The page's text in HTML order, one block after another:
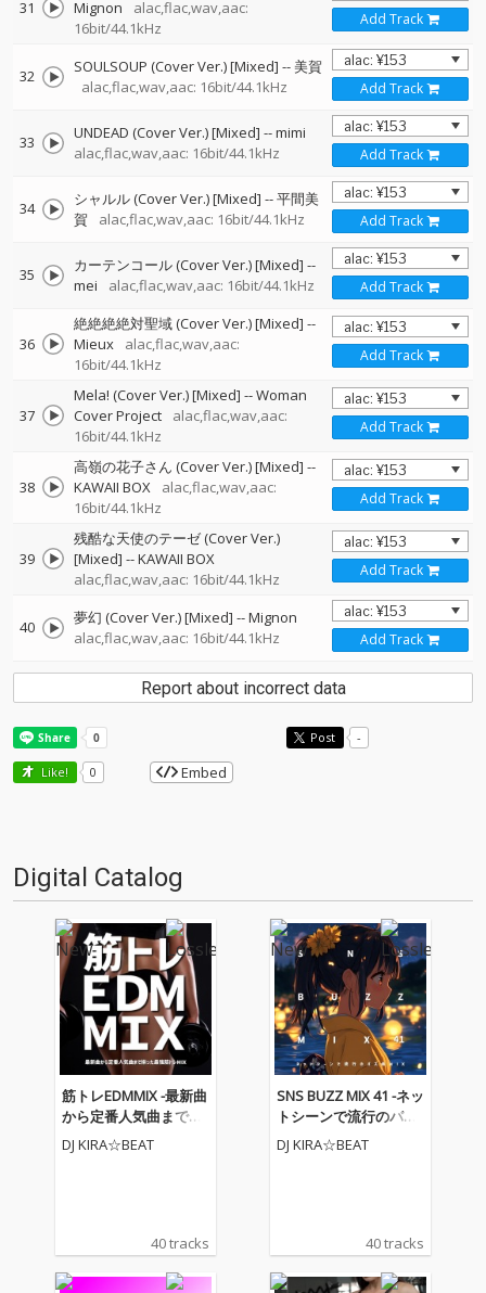
31 Mignon
alac,flac,wav,aac:
16bit/44.1kHz
Add Track
32 SOULSOUP (Cover Ver.) [Mixed] --美賀
alac,flac,wav,aac: 16bit/44.1kHz
Add Track
33 UNDEAD (Cover Ver.) [Mixed] --mimi
alac,flac,wav,aac: 16bit/44.1kHz
Add Track
34 シャルル (Cover Ver.) [Mixed] --平間美
賀
alac,flac,wav,aac: 16bit/44.1kHz Add Track
35 カーテンコール (Cover Ver.) [Mixed] --
mei
alac,flac,wav,aac: 16bit/44.1kHz Add Track
36
絶絶絶絶対聖域 (Cover Ver.) [Mixed] --
Mieux
alac,flac,wav,aac:
16bit/44.1kHz
Add Track
37
Mela! (Cover Ver.) [Mixed] --Woman
Cover Project
alac,flac,wav,aac:
16bit/44.1kHz
Add Track
38
高嶺の花子さん (Cover Ver.) [Mixed] --
KAWAII BOX
alac,flac,wav,aac:
16bit/44.1kHz
Add Track
39
残酷な天使のテーゼ (Cover Ver.)
[Mixed] --KAWAII BOX
alac,flac,wav,aac: 16bit/44.1kHz
Add Track
40 夢幻 (Cover Ver.) [Mixed] --Mignon
alac,flac,wav,aac: 16bit/44.1kHz
Add Track
Report about incorrect data
Post -
Like! 0 Embed
Digital Catalog
筋トレEDMMIX -最新曲
から定番人気曲まで揃
った最強筋トレMIX- (DJ
MIX)
DJ KIRA☆BEAT
40 tracks
SNS BUZZ MIX 41 -ネッ
トシーンで流行のバズ
曲MIX- (DJ MIX)
DJ KIRA☆BEAT
40 tracks